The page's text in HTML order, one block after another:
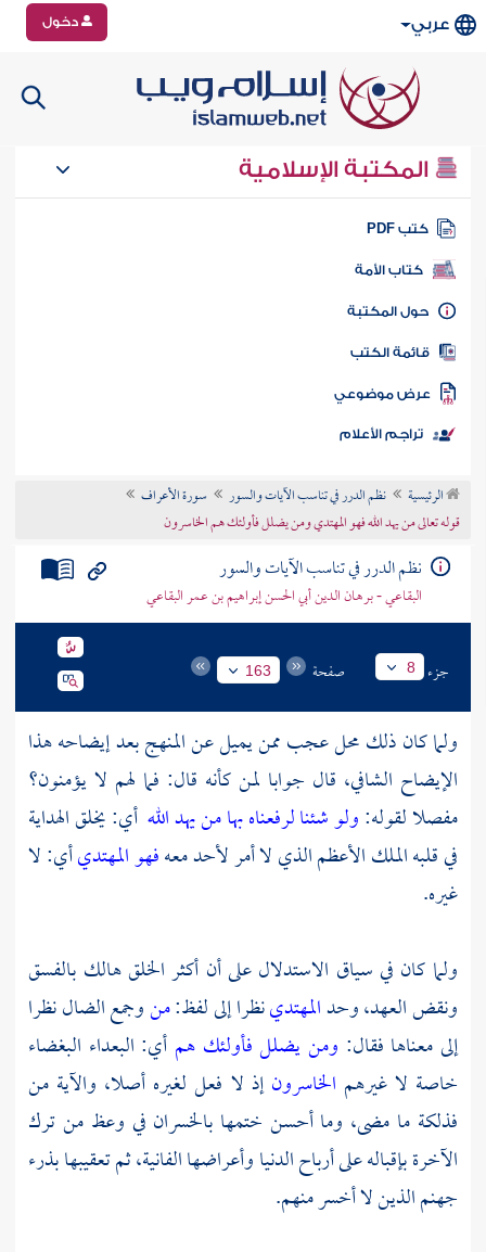
عربي دخول
المكتبة الإسلامية
كتب PDF
كتاب الأمة
المكتبة
الكتب
موضوعي
تراجم الأعلام
الرئيسية نظم الدرر في تناسب الآيات والسور
سورة الأعراف
قوله تعالى من يهد الله فهو المهتدي ومن يضلل فأولئك هم الخاسرون
نظم الدرر في تناسب الآيات والسور
البقاعي - برهان الدين أبي الحسن إبراهيم بن عمر البقاعي
جزء 8 صفحة 163
ولما كان ذلك محل عجب ممن يميل عن المنهج بعد إيضاحه هذا
الإيضاح الشافي، قال جوابا لمن كأنه قال: فما لهم لا يؤمنون؟
مفصلا لقوله:ولو شئنا لرفعناه بهامن يهد الله أي: يخلق الهداية
في قلبه الملك الأعظم الذي لا أمر لأحد معهفهو المهتديأي: لا
غيره.
ولما كان في سياق الاستدلال على أن أكثر الخلق هالك بالفسق
ونقض العهد، وحدالمهتدينظرا إلى لفظ:منوجمع الضال نظرا
إلى معناها فقال: ومن يضلل فأولئك هم أي: البعداء البغضاء
خاصة لا غيرهم الخاسرونإذ لا فعل لغيره أصلا، والآية من
فذلكة ما مضى، وما أحسن ختمها بالخسران في وعظ من ترك
الآخرة بإقباله على أرباح الدنيا وأعراضها الفانية، ثم تعقيبها بذرء
جهنم الذين لا أخسر منهم.